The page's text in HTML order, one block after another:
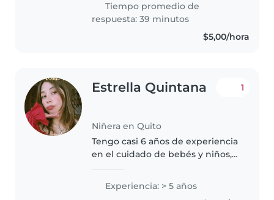
Tiempo promedio de
respuesta: 39 minutos
$5,00/hora
Estrella Quintana
Niñera en Quito
1
Tengo casi 6 años de experiencia
en el cuidado de bebés y niños,
mucho sobre ellos y se que lo
que mas les gusta es sentirse
Experiencia: > 5 años